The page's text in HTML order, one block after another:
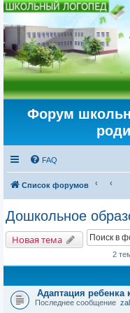
Форум
FAQ
Список форумов
Дошкольное
Новая тема
2
Адаптация ребенка
Последнее сообщение